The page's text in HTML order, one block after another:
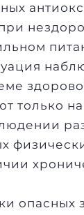
только
опасных